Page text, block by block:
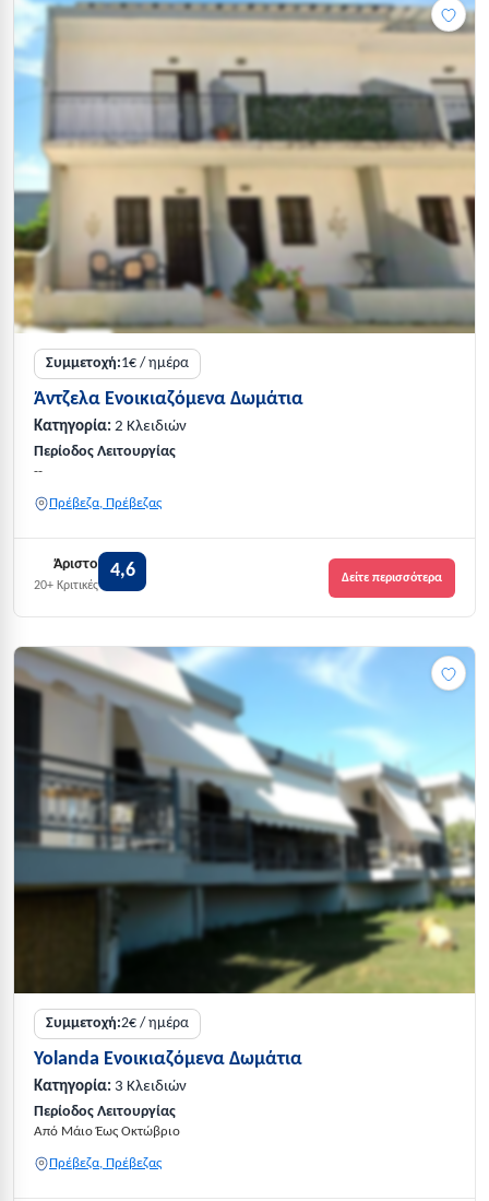
Συμμετοχή:1€ / ημέρα
Άντζελα Ενοικιαζόμενα Δωμάτια
Κατηγορία: 2 Κλειδιών
Περίοδος Λειτουργίας
--
Πρέβεζα, Πρέβεζας
Άριστο
20+ Κριτικές
4,6 Δείτε περισσότερα
Συμμετοχή:2€ / ημέρα
Yolanda Ενοικιαζόμενα Δωμάτια
Κατηγορία: 3 Κλειδιών
Περίοδος Λειτουργίας
Από Μάιο Έως Οκτώβριο
Πρέβεζα, Πρέβεζας